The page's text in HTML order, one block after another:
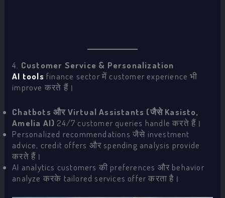
4. Customer Service & Personalization
AI tools finance sector में customer experience भी
improve करते हैं।
Chatbots और Virtual Assistants (जैसे Kasisto,
Amelia AI) 24/7 customer queries handle करते हैं।
Personalized recommendations जैसे investment
advice, credit offers और spending analysis provide
करते हैं।
AI analytics customers की preferences और behavior
analyze करके tailored services offer करता है।